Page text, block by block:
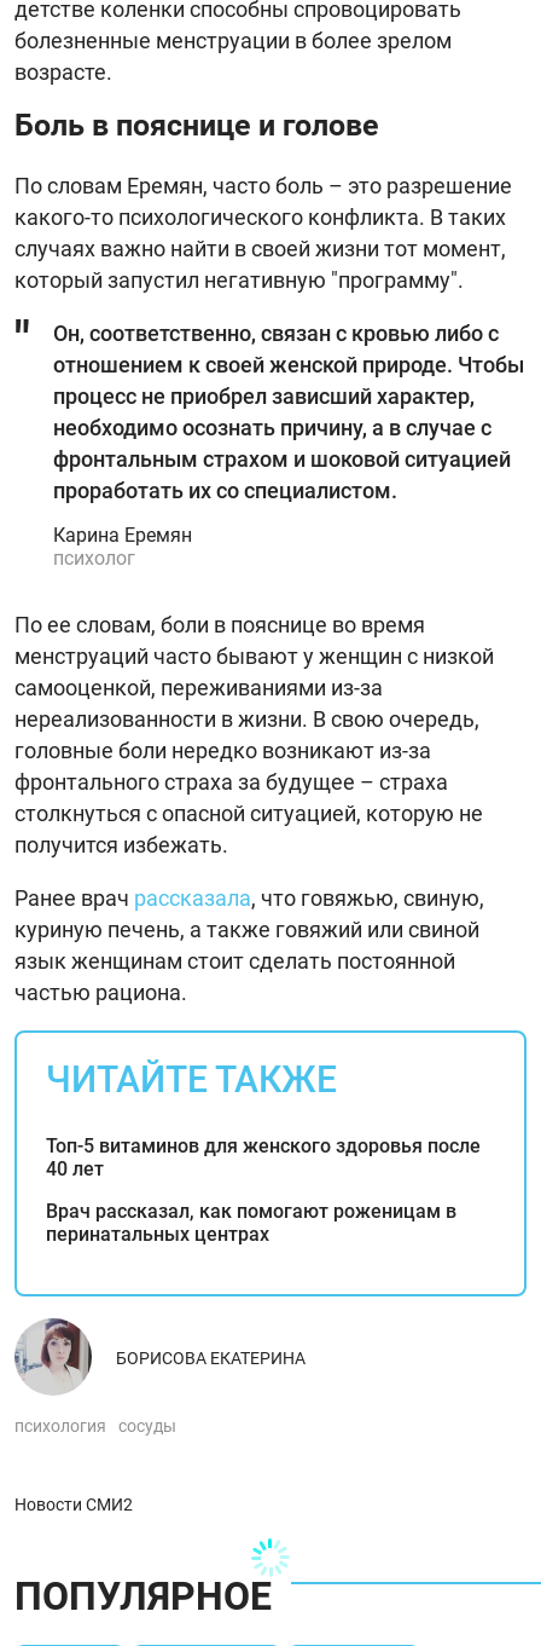
детстве коленки способны спровоцировать
болезненные менструации в более зрелом
возрасте.
Боль в пояснице и голове
По словам Еремян, часто боль – это разрешение
какого-то психологического конфликта. В таких
случаях важно найти в своей жизни тот момент,
который запустил негативную "программу".
Он, соответственно, связан с кровью либо с
отношением к своей женской природе. Чтобы
процесс не приобрел зависший характер,
необходимо осознать причину, а в случае с
фронтальным страхом и шоковой ситуацией
проработать их со специалистом.
Карина Еремян
психолог
По ее словам, боли в пояснице во время
менструаций часто бывают у женщин с низкой
самооценкой, переживаниями из-за
нереализованности в жизни. В свою очередь,
головные боли нередко возникают из-за
фронтального страха за будущее – страха
столкнуться с опасной ситуацией, которую не
получится избежать.
Ранее врач рассказала, что говяжью, свиную,
куриную печень, а также говяжий или свиной
язык женщинам стоит сделать постоянной
частью рациона.
ЧИТАЙТЕ ТАКЖЕ
Топ-5 витаминов для женского здоровья после
40 лет
Врач рассказал, как помогают роженицам в
перинатальных центрах
БОРИСОВА ЕКАТЕРИНА
психология сосуды
Новости СМИ2
ПОПУЛЯРНОЕ